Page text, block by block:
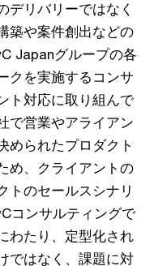
デリバリーではなく
築や案件創出などの
Japanグループの各
クを実施するコンサ
ト対応に取り組んで
で営業やアライアン
められたプロダクト
め、クライアントの
トのセールスシナリ
コンサルティングで
わたり、定型化され
ではなく、課題に対